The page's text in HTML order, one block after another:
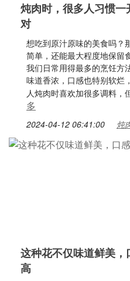
炖肉时，很多人习惯
对
想吃到原汁原味的美食吗？
简单，还能最大程度地保留
我们日常用得最多的烹饪方
味道香浓，口感也特别软烂
人炖肉时喜欢加很多调料，
多
2024-04-12 06:41:00 炖
这种花不仅味道鲜美
高